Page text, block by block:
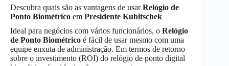
Descubra quais são as vantagens de usarRelógio de
Ponto Biométrico em Presidente Kubitschek
Ideal para negócios com vários funcionários, o Relógio
de Ponto Biométrico é fácil de usar mesmo com uma
equipe enxuta de administração. Em termos de retorno
sobre o investimento (ROI) do relógio de ponto digital